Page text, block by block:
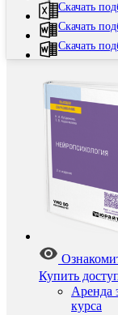
Скачать
Скачать
Скачать
Купить
Аренда
курса